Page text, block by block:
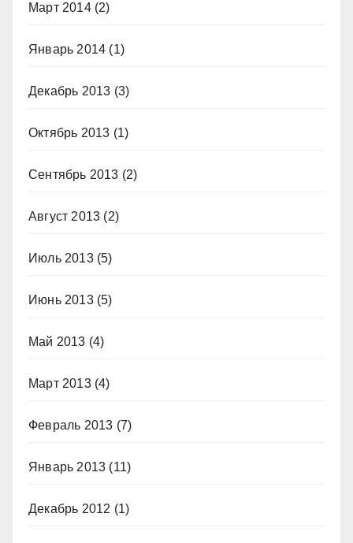
Март 2014(2)
Январь 2014 (1)
Декабрь 2013 (3)
Октябрь 2013 (1)
Сентябрь 2013 (2)
Август 2013 (2)
Июль 2013(5)
Июнь 2013(5)
Май 2013 (4)
Март 2013(4)
Февраль 2013 (7)
Январь 2013 (11)
Декабрь 2012 (1)